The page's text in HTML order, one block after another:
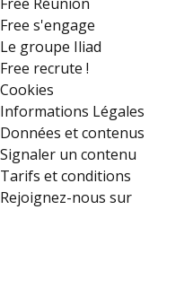
Free s'engage
Le groupe Iliad
Free recrute !
Cookies
Informations Légales
Données et contenus
Signaler un contenu
Tarifs et conditions
Rejoignez-nous sur